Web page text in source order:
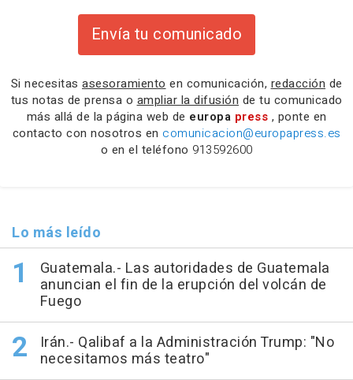
Envía tu comunicado
Si necesitas asesoramiento en comunicación, redacción de
tus notas de prensa o ampliar la difusión de tu comunicado
más allá de la página web de europa press , ponte en
contacto con nosotros en comunicacion@europapress.es
o en el teléfono 913592600
Lo más leído
Guatemala.- Las autoridades de Guatemala
anuncian el fin de la erupción del volcán de
Fuego
Irán.- Qalibaf a la Administración Trump: "No
necesitamos más teatro"